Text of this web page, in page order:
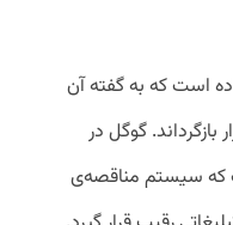
است که به گفته آن
گوگل در
که سیستم مناقصه‌ی